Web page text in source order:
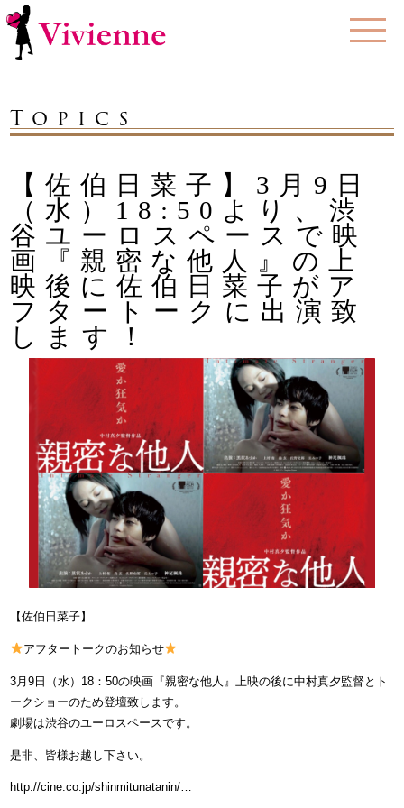
Topics
【佐伯日菜子】3月9日
（水）18:50より、渋
谷ユーロスペースで映
画『親密な他人』の上
映後に佐伯日菜子がア
フタートークに出演致
します！
【佐伯日菜子】
アフタートークのお知らせ
3月9日（水）18：50の映画『親密な他人』上映の後に中村真夕監督とト
ークショーのため登壇致します。
劇場は渋谷のユーロスペースです。
是非、皆様お越し下さい。
http://cine.co.jp/shinmitunatanin/…